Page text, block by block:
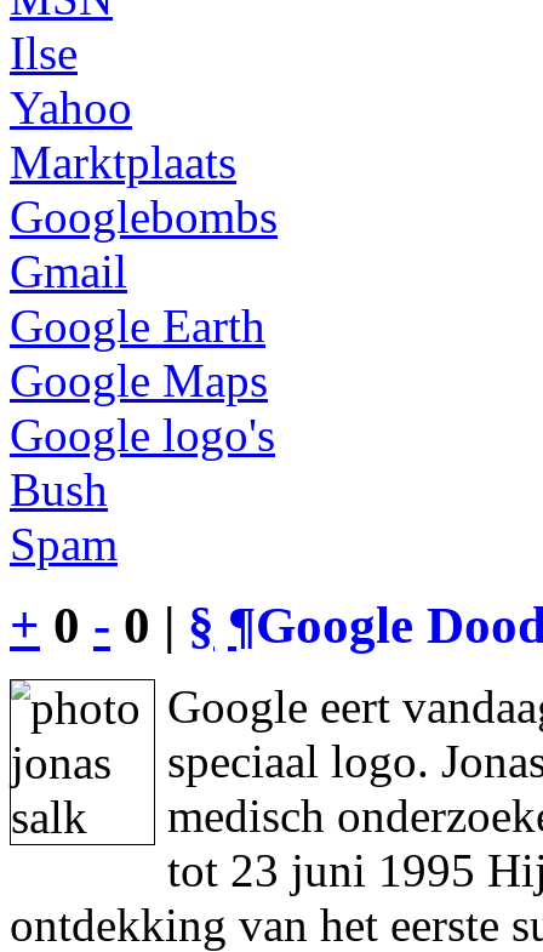
Ilse
Yahoo
Marktplaats
Googlebombs
Gmail
Google Earth
Google Maps
Google logo's
Bush
Spam
+ 0 - 0 | § ¶Google
Google eert
speciaal logo.
medisch
tot 23 juni 1995
ontdekking van het eerste